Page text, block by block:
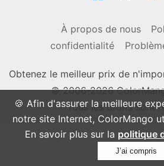
🍪 Afin d'assurer la meilleure
notre site Internet, ColorMango
En savoir plus sur la politique
J’ai compris
À propos de nous
confidentialité
Obtenez le meilleur prix de
© 2006-2026
Tous les droits sont